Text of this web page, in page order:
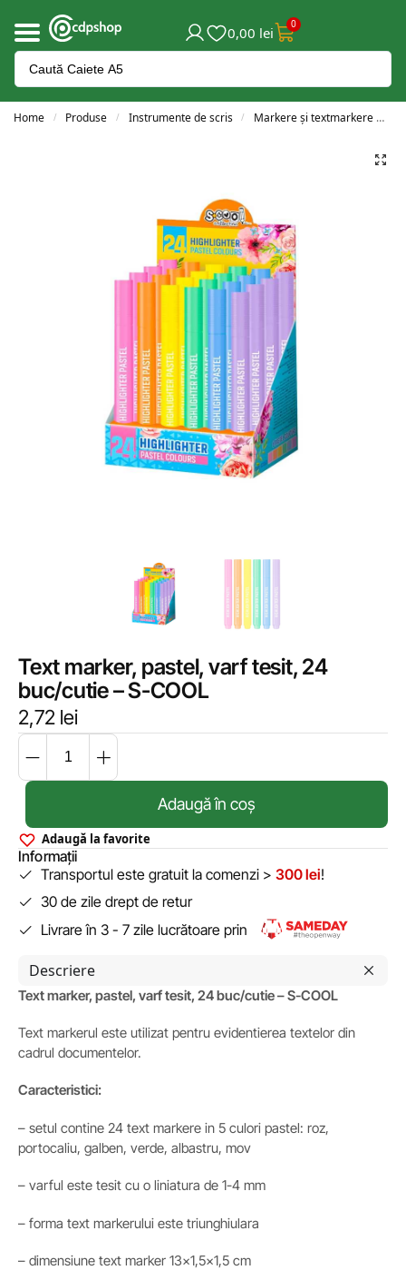
0,00 lei 0
Home / Produse / Instrumente de scris / Markere și textmarkere
Text marker, pastel, varf tesit, 24
buc/cutie – S-COOL
2,72 lei
Adaugă în coș
Adaugă la favorite
Informații
Transportul este gratuit la comenzi > 300 lei!
30 de zile drept de retur
Livrare în 3 - 7 zile lucrătoare prin
Descriere
Text marker, pastel, varf tesit, 24 buc/cutie – S-COOL
Text markerul este utilizat pentru evidentierea textelor din
cadrul documentelor.
Caracteristici:
– setul contine 24 text markere in 5 culori pastel: roz,
portocaliu, galben, verde, albastru, mov
– varful este tesit cu o liniatura de 1-4 mm
– forma text markerului este triunghiulara
– dimensiune text marker 13×1,5×1,5 cm